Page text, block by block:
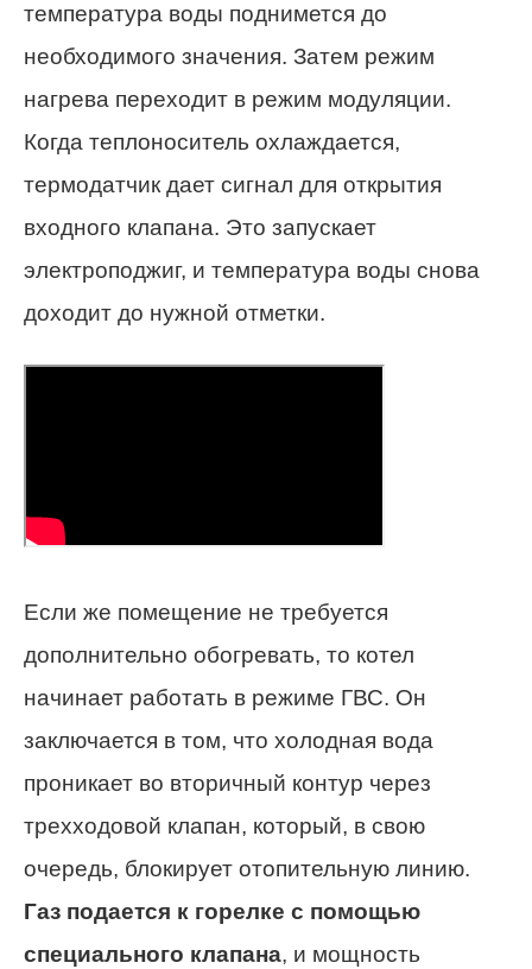
температура воды поднимется до
необходимого значения. Затем режим
нагрева переходит в режим модуляции.
Когда теплоноситель охлаждается,
термодатчик дает сигнал для открытия
входного клапана. Это запускает
электроподжиг, и температура воды снова
доходит до нужной отметки.
Если же помещение не требуется
дополнительно обогревать, то котел
начинает работать в режиме ГВС. Он
заключается в том, что холодная вода
проникает во вторичный контур через
трехходовой клапан, который, в свою
очередь, блокирует отопительную линию.
Газ подается к горелке с помощью
специального клапана, и мощность